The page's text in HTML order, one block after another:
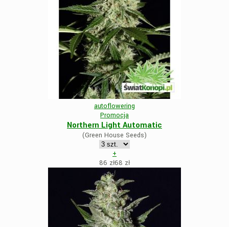
autoflowering
Promocja
Northern Light Automatic
(Green House Seeds)
+
86 zł68 zł